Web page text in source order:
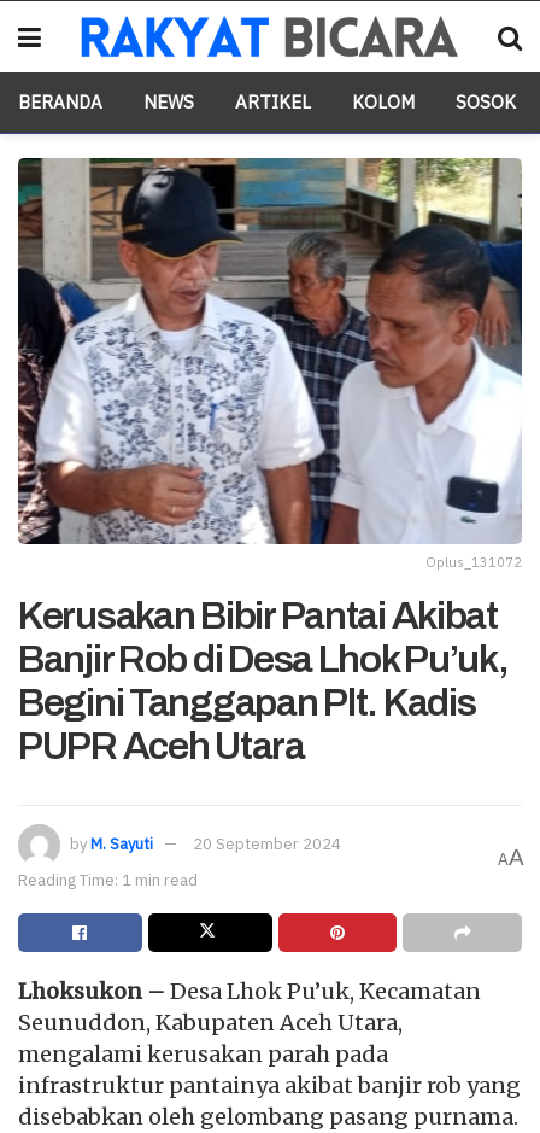
BERANDA NEWS ARTIKEL KOLOM SOSOK
Oplus_131072
Kerusakan Bibir Pantai Akibat
Banjir Rob di Desa Lhok Pu’uk,
Begini Tanggapan Plt. Kadis
PUPR Aceh Utara
byM. Sayuti
20 September 2024
Reading Time: 1 min read
AA
Lhoksukon – Desa Lhok Pu’uk, Kecamatan
Seunuddon, Kabupaten Aceh Utara,
mengalami kerusakan parah pada
infrastruktur pantainya akibat banjir rob yang
disebabkan oleh gelombang pasang purnama.